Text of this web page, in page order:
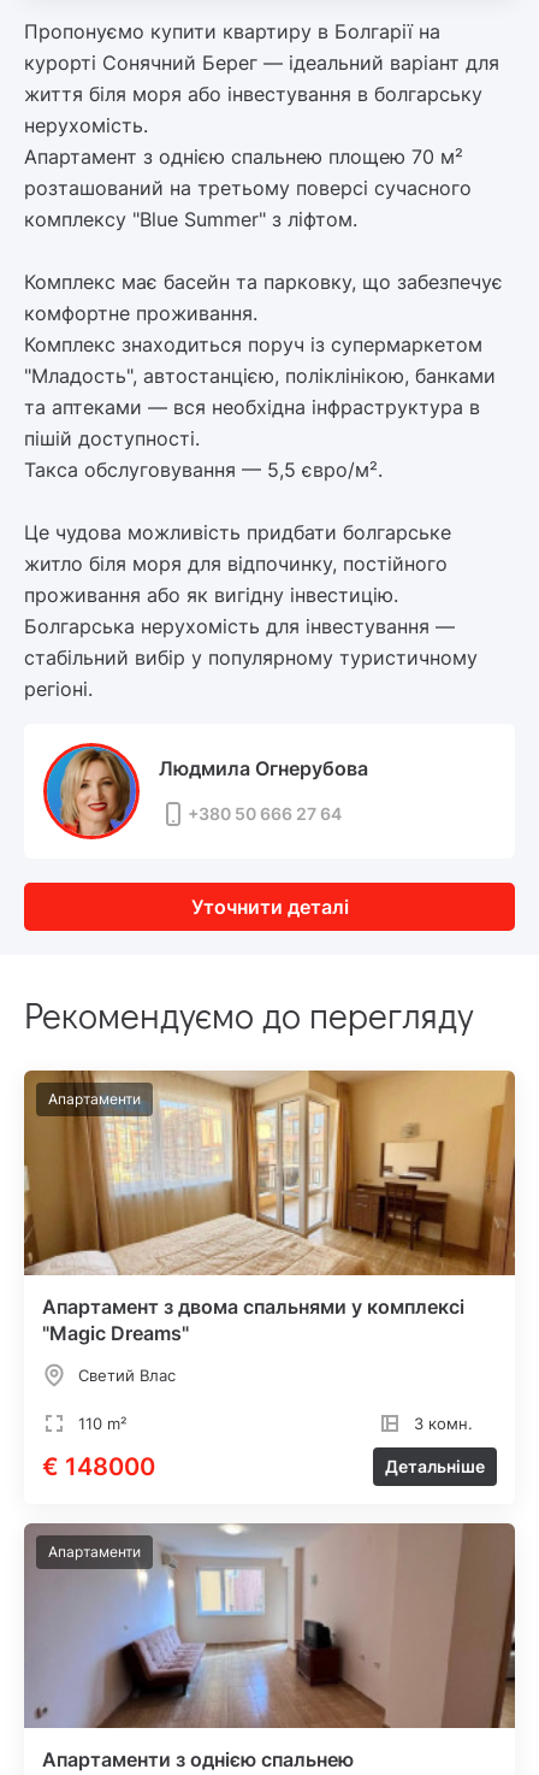
Пропонуємо купити квартиру в Болгарії на
курорті Сонячний Берег — ідеальний варіант для
життя біля моря або інвестування в болгарську
нерухомість.
Апартамент з однією спальнею площею 70 м²
розташований на третьому поверсі сучасного
комплексу "Blue Summer" з ліфтом.
Комплекс має басейн та парковку, що забезпечує
комфортне проживання.
Комплекс знаходиться поруч із супермаркетом
"Младость", автостанцією, поліклінікою, банками
та аптеками — вся необхідна інфраструктура в
пішій доступності.
Такса обслуговування — 5,5 євро/м².
Це чудова можливість придбати болгарське
житло біля моря для відпочинку, постійного
проживання або як вигідну інвестицію.
Болгарська нерухомість для інвестування —
стабільний вибір у популярному туристичному
регіоні.
Людмила Огнерубова
+380 50 666 27 64
Уточнити деталі
Рекомендуємо до перегляду
Апартаменти
Апартамент з двома спальнями у комплексі
"Magic Dreams"
Светий Влас
110 m² 3 комн.
€ 148000 Детальніше
Апартаменти
Апартаменти з однією спальнею